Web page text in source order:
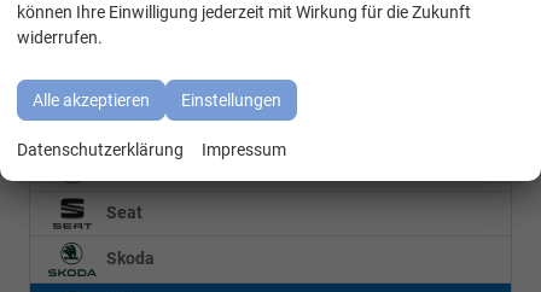
BMW
Cupra
Seat
Skoda
können Ihre Einwilligung jederzeit mit Wirkung für die Zukunft
widerrufen.
Alle akzeptieren Einstellungen
Datenschutzerklärung Impressum